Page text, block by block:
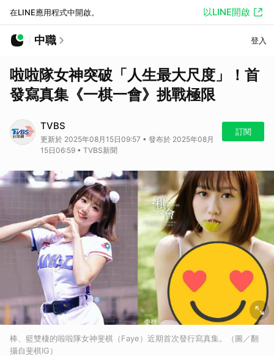
在LINE應用程式中開啟。 以LINE開啟
中職 登入
啦啦隊女神突破「人生最大尺度」！首
發寫真集《一棋一會》挑戰極限
TVBS
更新於 2025年08月15日09:57 • 發布於 2025年08月
15日06:59 • TVBS新聞
訂閱
棒、籃雙棲的啦啦隊女神斐棋（Faye）近期首次發行寫真集。（圖／翻
攝自斐棋IG）